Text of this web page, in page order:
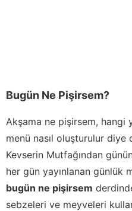
Bugün Ne Pişirsem?
Akşama ne pişirsem, hangi
menü nasıl oluşturulur diye
Kevserin Mutfağından
her gün yayınlanan günlük
bugün ne pişirsem
sebzeleri ve meyveleri